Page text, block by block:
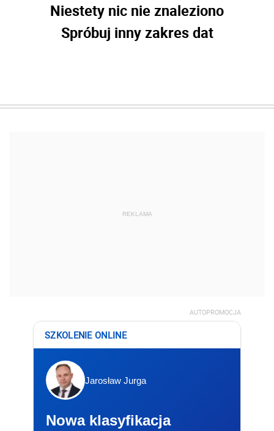
Niestety nic nie znaleziono
Spróbuj inny zakres dat
REKLAMA
AUTOPROMOCJA
SZKOLENIE ONLINE
Jarosław Jurga
Nowa klasyfikacja